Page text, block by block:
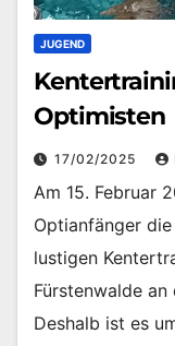
JUGEND
Optimisten
17/02/2025
Am 15. Februar
Optianfänger
lustigen
Fürstenwalde an
Deshalb ist es